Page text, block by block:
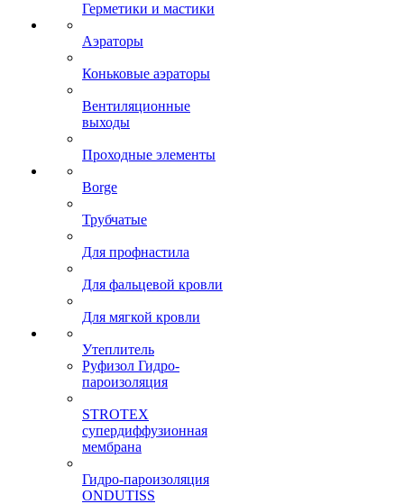
Герметики и мастики
Аэраторы
Коньковые аэраторы
Вентиляционные
выходы
Проходные элементы
Borge
Трубчатые
Для профнастила
Для фальцевой кровли
Для мягкой кровли
Утеплитель
Руфизол Гидро-
пароизоляция
STROTEX
супердиффузионная
мембрана
Гидро-пароизоляция
ONDUTISS